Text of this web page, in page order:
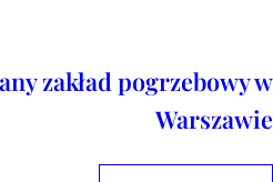
zakład pogrzebowy w
Warszawie